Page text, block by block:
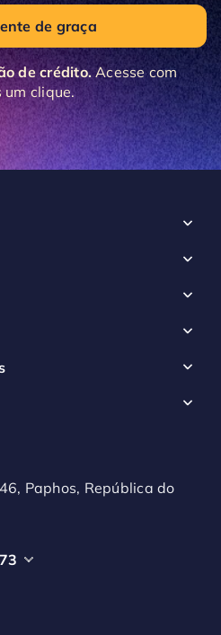
de graça
de crédito.Acesse com
um clique.
Paphos, República do